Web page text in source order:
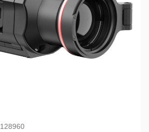
128960